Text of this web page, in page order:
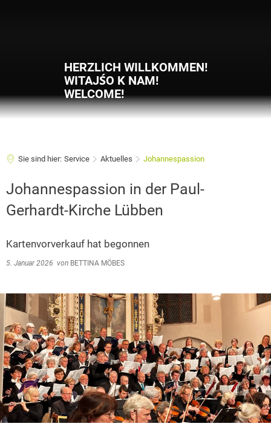
HERZLICH WILLKOMMEN!
WITAJŚO K NAM!
WELCOME!
Sie sind hier: Service Aktuelles Johannespassion
Johannespassion in der Paul-
Gerhardt-Kirche Lübben
Kartenvorverkauf hat begonnen
5. Januar 2026 von BETTINA MÖBES